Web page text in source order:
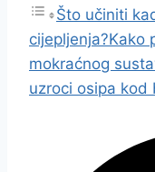
Što učiniti
cijepljenja?Kako
mokraćnog
uzroci osipa kod